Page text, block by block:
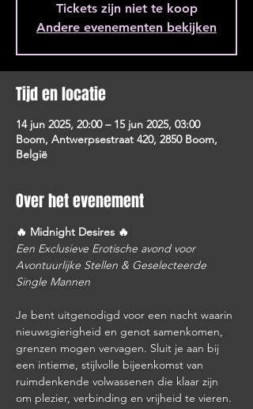
Tickets zijn niet te koop
Andere evenementen bekijken
Tijd en locatie
14 jun 2025, 20:00 – 15 jun 2025, 03:00
Boom, Antwerpsestraat 420, 2850 Boom,
België
Over het evenement
🔥 Midnight Desires 🔥
Een Exclusieve Erotische avond voor
Avontuurlijke Stellen & Geselecteerde
Single Mannen
Je bent uitgenodigd voor een nacht waarin
nieuwsgierigheid en genot samenkomen,
grenzen mogen vervagen. Sluit je aan bij
een intieme, stijlvolle bijeenkomst van
ruimdenkende volwassenen die klaar zijn
om plezier, verbinding en vrijheid te vieren.